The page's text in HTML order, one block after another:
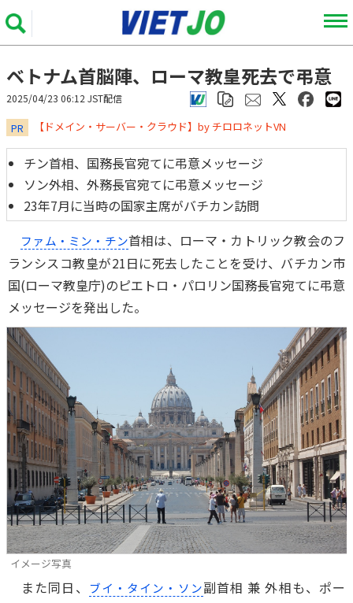
ベトナム首脳陣、ローマ教皇死去で弔意
2025/04/23 06:12 JST配信
PR ​​​​​​​【ドメイン・サーバー・クラウド】by チロロネットVN
チン首相、国務長官宛てに弔意メッセージ
ソン外相、外務長官宛てに弔意メッセージ
23年7月に当時の国家主席がバチカン訪問
ファム・ミン・チン首相は、ローマ・カトリック教会のフ
ランシスコ教皇が21日に死去したことを受け、バチカン市
国(ローマ教皇庁)のピエトロ・パロリン国務長官宛てに弔意
メッセージを発出した。
イメージ写真
また同日、 ブイ・タイン・ソン副首相 兼 外相も、ポー